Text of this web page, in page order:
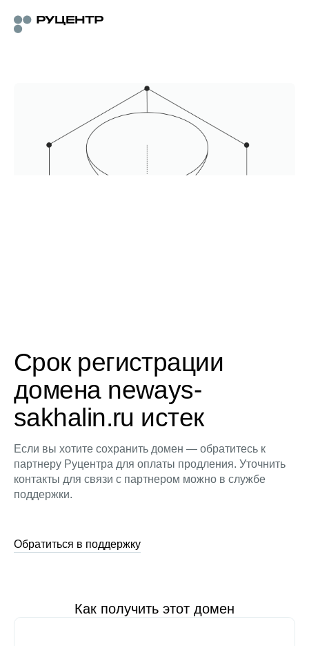
Срок регистрации
домена neways-
sakhalin.ru истек
Если вы хотите сохранить домен — обратитесь к
партнеру Руцентра для оплаты продления. Уточнить
контакты для связи с партнером можно в службе
поддержки.
Обратиться в поддержку
Как получить этот домен